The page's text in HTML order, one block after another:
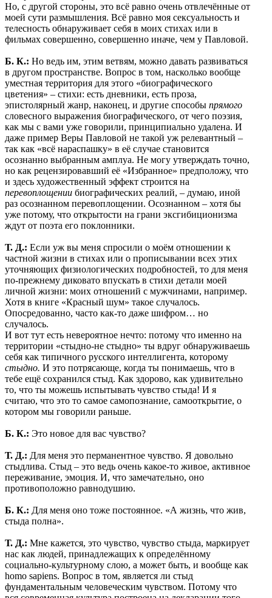
Но, с другой стороны, это всё равно очень отвлечённые от
моей сути размышления. Всё равно моя сексуальность и
телесность обнаруживает себя в моих стихах или в
фильмах совершенно, совершенно иначе, чем у Павловой.
Б. К.: Но ведь им, этим ветвям, можно давать развиваться
в другом пространстве. Вопрос в том, насколько вообще
уместная территория для этого «биографического
цветения» – стихи: есть дневники, есть проза,
эпистолярный жанр, наконец, и другие способы прямого
словесного выражения биографического, от чего поэзия,
как мы с вами уже говорили, принципиально удалена. И
даже пример Веры Павловой не такой уж релевантный –
так как «всё нараспашку» в её случае становится
осознанно выбранным амплуа. Не могу утверждать точно,
но как рецензировавший её «Избранное» предположу, что
и здесь художественный эффект строится на
перевоплощении биографических реалий, – думаю, иной
раз осознанном перевоплощении. Осознанном – хотя бы
уже потому, что открытости на грани эксгибиционизма
ждут от поэта его поклонники.
Т. Д.: Если уж вы меня спросили о моём отношении к
частной жизни в стихах или о прописывании всех этих
уточняющих физиологических подробностей, то для меня
по-прежнему диковато впускать в стихи детали моей
личной жизни: моих отношений с мужчинами, например.
Хотя в книге «Красный шум» такое случалось.
Опосредованно, часто как-то даже шифром… но
случалось.
И вот тут есть невероятное нечто: потому что именно на
территории «стыдно-не стыдно» ты вдруг обнаруживаешь
себя как типичного русского интеллигента, которому
стыдно. И это потрясающе, когда ты понимаешь, что в
тебе ещё сохранился стыд. Как здорово, как удивительно
то, что ты можешь испытывать чувство стыда! И я
считаю, что это то самое самопознание, самооткрытие, о
котором мы говорили раньше.
Б. К.: Это новое для вас чувство?
Т. Д.: Для меня это перманентное чувство. Я довольно
стыдлива. Стыд – это ведь очень какое-то живое, активное
переживание, эмоция. И, что замечательно, оно
противоположно равнодушию.
Б. К.: Для меня оно тоже постоянное. «А жизнь, что жив,
стыда полна».
Т. Д.: Мне кажется, это чувство, чувство стыда, маркирует
нас как людей, принадлежащих к определённому
социально-культурному слою, а может быть, и вообще как
homo sapiens. Вопрос в том, является ли стыд
фундаментальным человеческим чувством. Потому что